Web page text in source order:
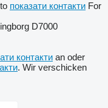
показати контакти For
D7000
контакти an oder
. Wir verschicken